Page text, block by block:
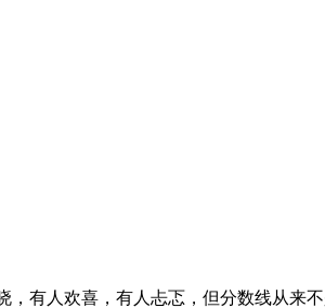
，有人欢喜，有人忐忑，但分数线从